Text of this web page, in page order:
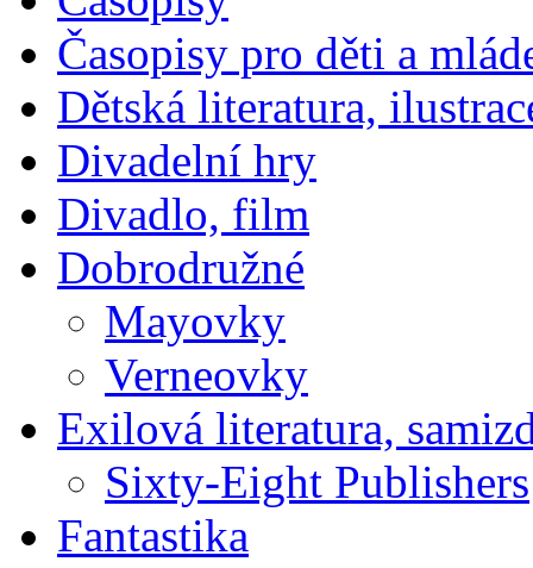
Časopisy pro děti a
Dětská literatura,
Divadelní hry
Divadlo, film
Dobrodružné
Mayovky
Verneovky
Exilová literatura,
Sixty-Eight Publishers
Fantastika